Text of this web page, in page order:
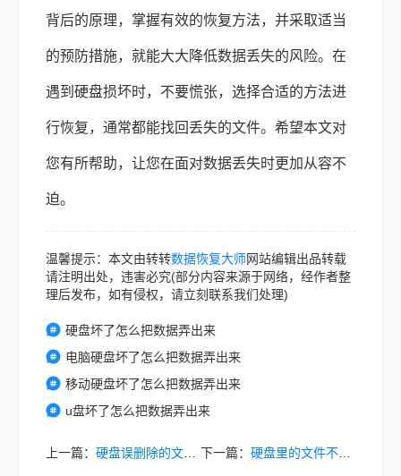
背后的原理，掌握有效的恢复方法，并采取适当
的预防措施，就能大大降低数据丢失的风险。在
遇到硬盘损坏时，不要慌张，选择合适的方法进
行恢复，通常都能找回丢失的文件。希望本文对
您有所帮助，让您在面对数据丢失时更加从容不
迫。
温馨提示：本文由转转数据恢复大师网站编辑出品转载
请注明出处，违害必究(部分内容来源于网络，经作者整
理后发布，如有侵权，请立刻联系我们处理)
硬盘坏了怎么把数据弄出来
电脑硬盘坏了怎么把数据弄出来
移动硬盘坏了怎么把数据弄出来
u盘坏了怎么把数据弄出来
上一篇： 硬盘误删除的文件怎么恢复？4种方法帮你找回文件！ 下一篇： 硬盘里的文件不见了怎么找回？别急，试试这些找回方法